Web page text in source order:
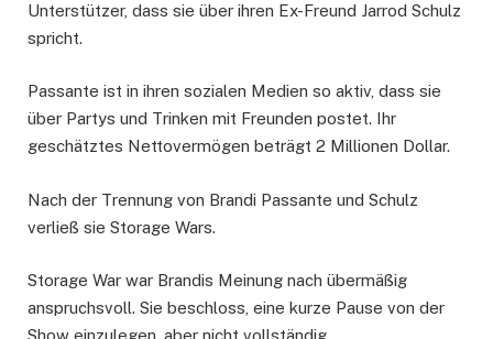
Unterstützer, dass sie über ihren Ex-Freund Jarrod Schulz
spricht.
Passante ist in ihren sozialen Medien so aktiv, dass sie
über Partys und Trinken mit Freunden postet. Ihr
geschätztes Nettovermögen beträgt 2 Millionen Dollar.
Nach der Trennung von Brandi Passante und Schulz
verließ sie Storage Wars.
Storage War war Brandis Meinung nach übermäßig
anspruchsvoll. Sie beschloss, eine kurze Pause von der
Show einzulegen, aber nicht vollständig.